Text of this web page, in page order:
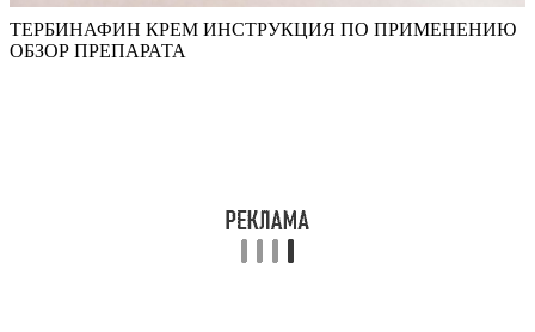
ТЕРБИНАФИН КРЕМ ИНСТРУКЦИЯ ПО ПРИМЕНЕНИЮ
ОБЗОР ПРЕПАРАТА